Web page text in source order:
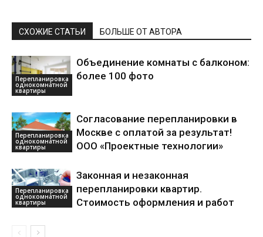
СХОЖИЕ СТАТЬИ БОЛЬШЕ ОТ АВТОРА
Перепланировка
однокомнатной
квартиры
Объединение комнаты с балконом:
более 100 фото
Перепланировка
однокомнатной
квартиры
Согласование перепланировки в
Москве с оплатой за результат!
ООО «Проектные технологии»
Перепланировка
однокомнатной
квартиры
Законная и незаконная
перепланировки квартир.
Стоимость оформления и работ